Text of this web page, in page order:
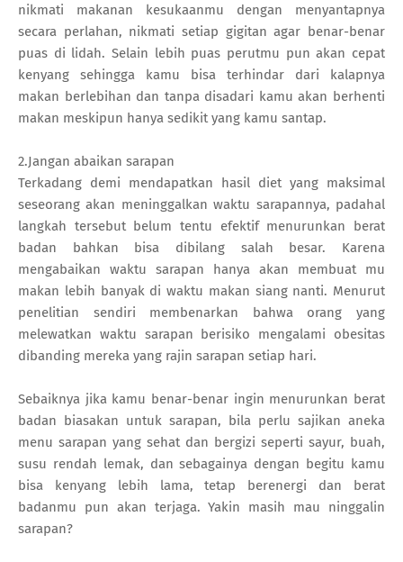
nikmati makanan kesukaanmu dengan menyantapnya
secara perlahan, nikmati setiap gigitan agar benar-benar
puas di lidah. Selain lebih puas perutmu pun akan cepat
kenyang sehingga kamu bisa terhindar dari kalapnya
makan berlebihan dan tanpa disadari kamu akan berhenti
makan meskipun hanya sedikit yang kamu santap.
2.Jangan abaikan sarapan
Terkadang demi mendapatkan hasil diet yang maksimal
seseorang akan meninggalkan waktu sarapannya, padahal
langkah tersebut belum tentu efektif menurunkan berat
badan bahkan bisa dibilang salah besar. Karena
mengabaikan waktu sarapan hanya akan membuat mu
makan lebih banyak di waktu makan siang nanti. Menurut
penelitian sendiri membenarkan bahwa orang yang
melewatkan waktu sarapan berisiko mengalami obesitas
dibanding mereka yang rajin sarapan setiap hari.
Sebaiknya jika kamu benar-benar ingin menurunkan berat
badan biasakan untuk sarapan, bila perlu sajikan aneka
menu sarapan yang sehat dan bergizi seperti sayur, buah,
susu rendah lemak, dan sebagainya dengan begitu kamu
bisa kenyang lebih lama, tetap berenergi dan berat
badanmu pun akan terjaga. Yakin masih mau ninggalin
sarapan?